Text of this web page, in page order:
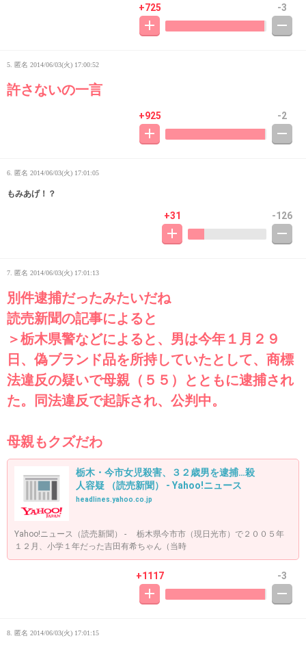
+725 -3
5. 匿名 2014/06/03(火) 17:00:52
許さないの一言
+925 -2
6. 匿名 2014/06/03(火) 17:01:05
もみあげ！？
+31 -126
7. 匿名 2014/06/03(火) 17:01:13
別件逮捕だったみたいだね
読売新聞の記事によると
＞栃木県警などによると、男は今年１月２９
日、偽ブランド品を所持していたとして、商標
法違反の疑いで母親（５５）とともに逮捕され
た。同法違反で起訴され、公判中。
母親もクズだわ
栃木・今市女児殺害、３２歳男を逮捕…殺
人容疑 （読売新聞） - Yahoo!ニュース
headlines.yahoo.co.jp
Yahoo!ニュース（読売新聞） - 栃木県今市市（現日光市）で２００５年
１２月、小学１年だった吉田有希ちゃん（当時
+1117 -3
8. 匿名 2014/06/03(火) 17:01:15